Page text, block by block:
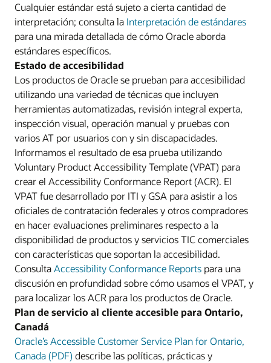
Cualquier estándar está sujeto a cierta cantidad de
interpretación; consulta la Interpretación de estándares
para una mirada detallada de cómo Oracle aborda
estándares específicos.
Estado de accesibilidad
Los productos de Oracle se prueban para accesibilidad
utilizando una variedad de técnicas que incluyen
herramientas automatizadas, revisión integral experta,
inspección visual, operación manual y pruebas con
varios AT por usuarios con y sin discapacidades.
Informamos el resultado de esa prueba utilizando
Voluntary Product Accessibility Template (VPAT) para
crear el Accessibility Conformance Report (ACR). El
VPAT fue desarrollado por ITI y GSA para asistir a los
oficiales de contratación federales y otros compradores
en hacer evaluaciones preliminares respecto a la
disponibilidad de productos y servicios TIC comerciales
con características que soportan la accesibilidad.
ConsultaAccessibility Conformance Reports para una
discusión en profundidad sobre cómo usamos el VPAT, y
para localizar los ACR para los productos de Oracle.
Plan de servicio al cliente accesible para Ontario,
Canadá
Oracle’s Accessible Customer Service Plan for Ontario,
Canada (PDF)describe las políticas, prácticas y